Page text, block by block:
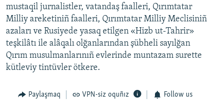
mustaqil jurnalistler, vatandaş faalleri, Qırımtatar
Milliy areketiniñ faalleri, Qırımtatar Milliy Meclisiniñ
azaları ve Rusiyede yasaq etilgen «Hizb ut-Tahrir»
teşkilâtı ile alâqalı olğanlarından şübheli sayılğan
Qırım musulmanlarınıñ evlerinde muntazam surette
kütleviy tintüvler ötkere.
Paylaşmaq VPN-siz oquñız Follow us